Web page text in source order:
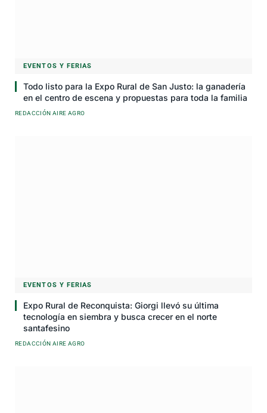
EVENTOS Y FERIAS
Todo listo para la Expo Rural de San Justo: la ganadería
en el centro de escena y propuestas para toda la familia
REDACCIÓN AIRE AGRO
EVENTOS Y FERIAS
Expo Rural de Reconquista: Giorgi llevó su última
tecnología en siembra y busca crecer en el norte
santafesino
REDACCIÓN AIRE AGRO